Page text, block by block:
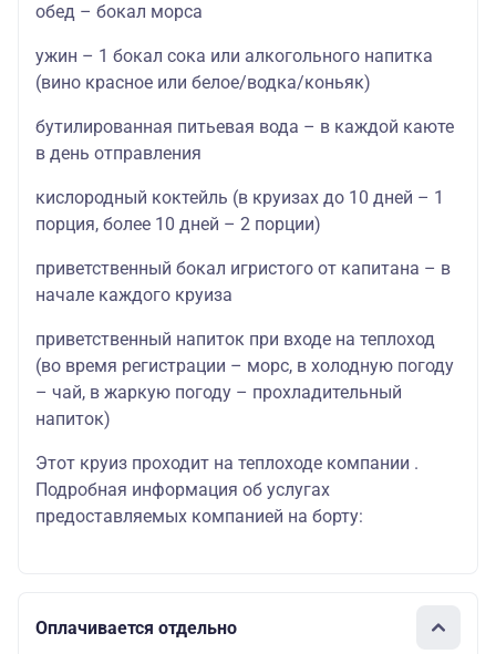
обед – бокал морса
ужин – 1 бокал сока или алкогольного напитка
(вино красное или белое/водка/коньяк)
бутилированная питьевая вода – в каждой каюте
в день отправления
кислородный коктейль (в круизах до 10 дней – 1
порция, более 10 дней – 2 порции)
приветственный бокал игристого от капитана – в
начале каждого круиза
приветственный напиток при входе на теплоход
(во время регистрации – морс, в холодную погоду
– чай, в жаркую погоду – прохладительный
напиток)
Этот круиз проходит на теплоходе компании .
Подробная информация об услугах
предоставляемых компанией на борту:
Оплачивается отдельно